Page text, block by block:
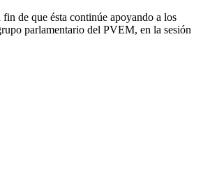
de que ésta continúe apoyando a los
parlamentario del PVEM, en la sesión